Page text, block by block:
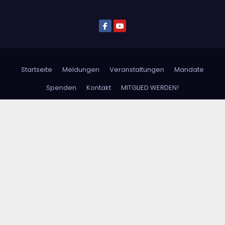
Startseite Meldungen Veranstaltungen
Mandate
Spenden
Kontakt MITGLIED WERDEN!